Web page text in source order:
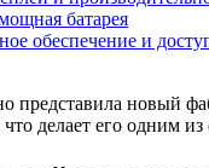
батарея
обеспечение и
представила новый
делает его одним